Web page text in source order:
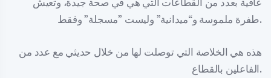
عافية بعدد من القطاعات التي هي في صحة جيدة، وتعيش
طفرة ملموسة و“ميدانية” وليست ”مسجلة” وفقط.
هذه هي الخلاصة التي توصلت لها من خلال حديثي مع عدد من
الفاعلين بالقطاع.